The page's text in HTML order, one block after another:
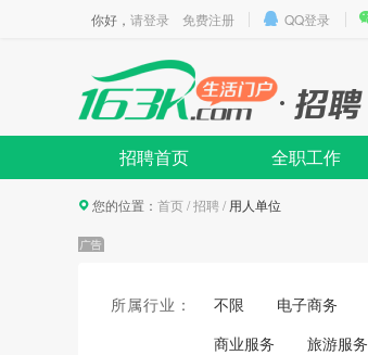
你好， 请登录 免费注册 QQ登录
招聘首页 全职工作
您的位置： 首页/招聘/ 用人单位
所属行业： 不限 电子商务
商业服务
旅游服务